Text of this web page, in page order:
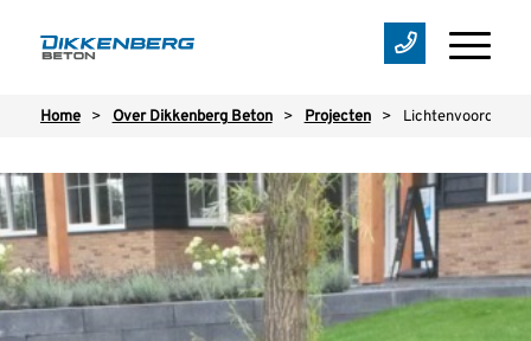
Home > Over Dikkenberg Beton > Projecten > Lichtenvoorde